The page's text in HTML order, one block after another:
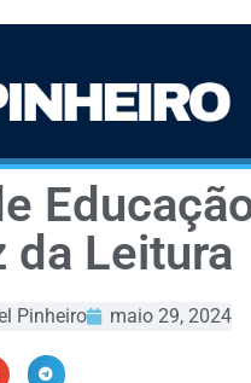
da Leitura
Pinheiro maio 29, 2024